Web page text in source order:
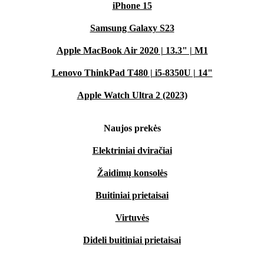
iPhone 15
Samsung Galaxy S23
Apple MacBook Air 2020 | 13.3" | M1
Lenovo ThinkPad T480 | i5-8350U | 14"
Apple Watch Ultra 2 (2023)
Naujos prekės
Elektriniai dviračiai
Žaidimų konsolės
Buitiniai prietaisai
Virtuvės
Dideli buitiniai prietaisai